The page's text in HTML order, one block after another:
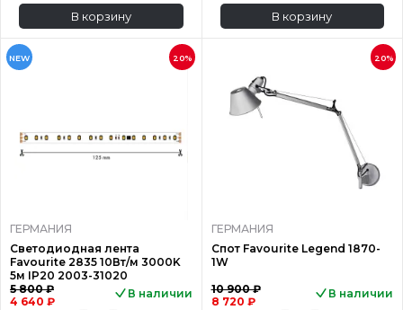
В корзину В корзину
NEW 20%
ГЕРМАНИЯ
Светодиодная лента
Favourite 2835 10Вт/м 3000K
5м IP20 2003-31020
5 800 ₽
4 640 ₽
В наличии
20%
ГЕРМАНИЯ
Спот Favourite Legend 1870-
1W
10 900 ₽
8 720 ₽
В наличии